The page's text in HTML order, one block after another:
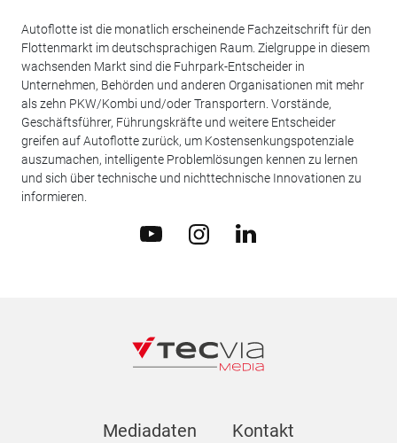
Autoflotte ist die monatlich erscheinende Fachzeitschrift für den
Flottenmarkt im deutschsprachigen Raum. Zielgruppe in diesem
wachsenden Markt sind die Fuhrpark-Entscheider in
Unternehmen, Behörden und anderen Organisationen mit mehr
als zehn PKW/Kombi und/oder Transportern. Vorstände,
Geschäftsführer, Führungskräfte und weitere Entscheider
greifen auf Autoflotte zurück, um Kostensenkungspotenziale
auszumachen, intelligente Problemlösungen kennen zu lernen
und sich über technische und nichttechnische Innovationen zu
informieren.
Mediadaten Kontakt